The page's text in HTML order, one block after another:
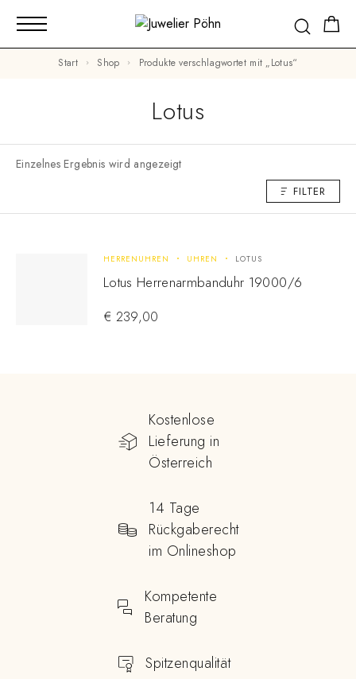
Start Shop Produkte verschlagwortet mit „Lotus“
Lotus
Einzelnes Ergebnis wird angezeigt
FILTER
HERRENUHREN UHREN LOTUS
Lotus Herrenarmbanduhr 19000/6
€ 239,00
Kostenlose
Lieferung in
Österreich
14 Tage
Rückgaberecht
im Onlineshop
Kompetente
Beratung
Spitzenqualität